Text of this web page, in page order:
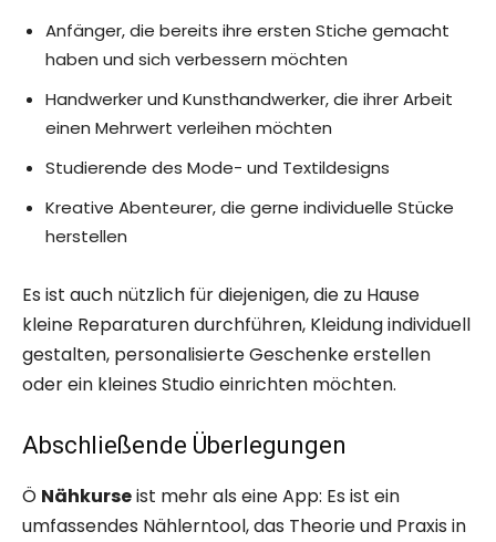
Anfänger, die bereits ihre ersten Stiche gemacht
haben und sich verbessern möchten
Handwerker und Kunsthandwerker, die ihrer Arbeit
einen Mehrwert verleihen möchten
Studierende des Mode- und Textildesigns
Kreative Abenteurer, die gerne individuelle Stücke
herstellen
Es ist auch nützlich für diejenigen, die zu Hause
kleine Reparaturen durchführen, Kleidung individuell
gestalten, personalisierte Geschenke erstellen
oder ein kleines Studio einrichten möchten.
Abschließende Überlegungen
Ö Nähkurseist mehr als eine App: Es ist ein
umfassendes Nählerntool, das Theorie und Praxis in